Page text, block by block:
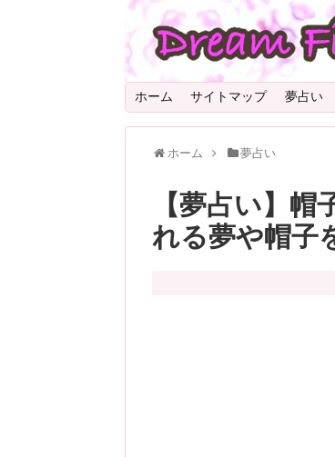
ホーム サイトマップ 夢占い
ホーム 夢占い
【夢占い】
れる夢や帽子